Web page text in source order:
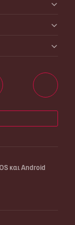
και Android